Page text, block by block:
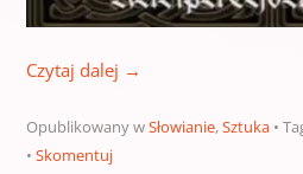
Czytaj dalej →
Opublikowany wSłowianie,Sztuka
Skomentuj